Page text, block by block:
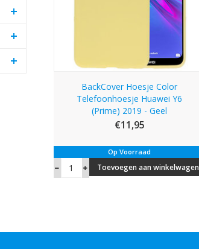
BackCover Hoesje Color
Telefoonhoesje Huawei Y6
(Prime) 2019 - Geel
€11,95
Op Voorraad
Toevoegen aan winkelwagen